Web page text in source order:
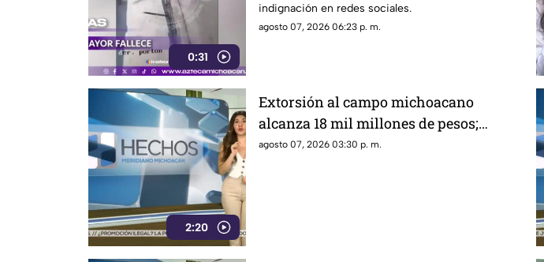
0:31
indignación en redes sociales.
agosto 07, 2026 06:23 p. m.
2:20
Extorsión al campo michoacano
alcanza 18 mil millones de pesos;
aguacate enfrenta crisis por
agosto 07, 2026 03:30 p. m.